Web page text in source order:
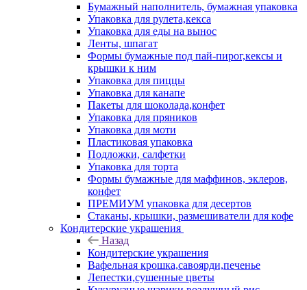
Бумажный наполнитель, бумажная упаковка
Упаковка для рулета,кекса
Упаковка для еды на вынос
Ленты, шпагат
Формы бумажные под пай-пирог,кексы и
крышки к ним
Упаковка для пиццы
Упаковка для канапе
Пакеты для шоколада,конфет
Упаковка для пряников
Упаковка для моти
Пластиковая упаковка
Подложки, салфетки
Упаковка для торта
Формы бумажные для маффинов, эклеров,
конфет
ПРЕМИУМ упаковка для десертов
Стаканы, крышки, размешиватели для кофе
Кондитерские украшения
Назад
Кондитерские украшения
Вафельная крошка,савоярди,печенье
Лепестки,сушенные цветы